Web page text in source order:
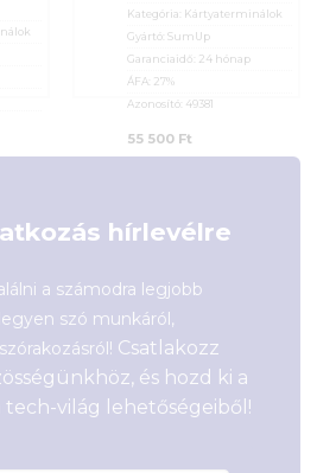
Kategória: Kártyaterminálok
Gyártó: SumUp
Garanciaidő: 24 hónap
ÁFA: 27%
Azonosító: 49381
55 500 Ft
hírlevélre
a számodra legjobb
szó munkáról,
Csatlakozz
és hozd ki a
tech-világ lehetőségeiből!